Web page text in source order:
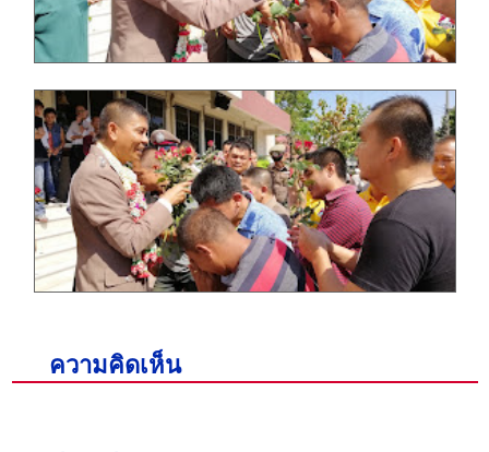
ความคิดเห็น